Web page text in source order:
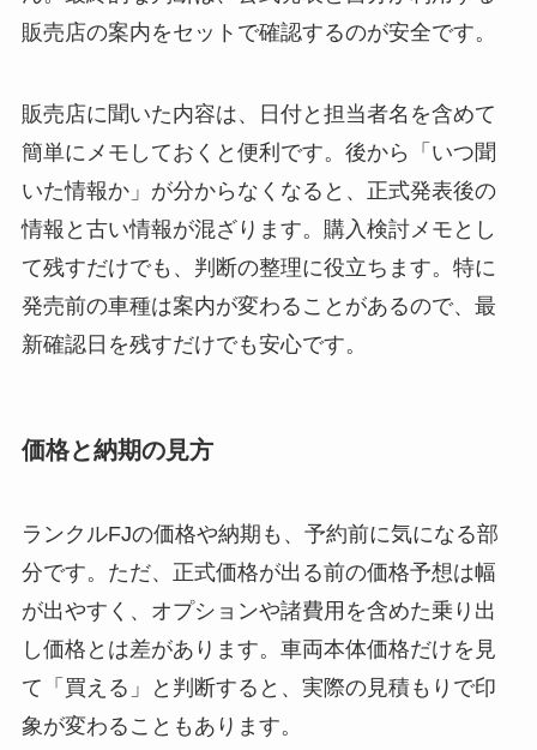
販売店の案内をセットで確認するのが安全です。
販売店に聞いた内容は、日付と担当者名を含めて
簡単にメモしておくと便利です。後から「いつ聞
いた情報か」が分からなくなると、正式発表後の
情報と古い情報が混ざります。購入検討メモとし
て残すだけでも、判断の整理に役立ちます。特に
発売前の車種は案内が変わることがあるので、最
新確認日を残すだけでも安心です。
価格と納期の見方
ランクルFJの価格や納期も、予約前に気になる部
分です。ただ、正式価格が出る前の価格予想は幅
が出やすく、オプションや諸費用を含めた乗り出
し価格とは差があります。車両本体価格だけを見
て「買える」と判断すると、実際の見積もりで印
象が変わることもあります。